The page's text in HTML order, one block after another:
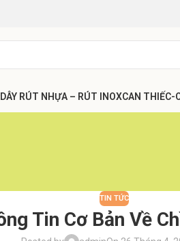
DÂY RÚT NHỰA – RÚT INOXCAN THIẾC-
TIN TỨC
Tin Cơ Bản Về